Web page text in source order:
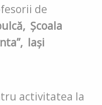
de
Școala
Iași
activitatea la